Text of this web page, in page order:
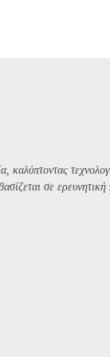
σε